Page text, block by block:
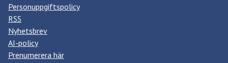
Personuppgiftspolicy
RSS
Nyhetsbrev
AI-policy
Prenumerera här